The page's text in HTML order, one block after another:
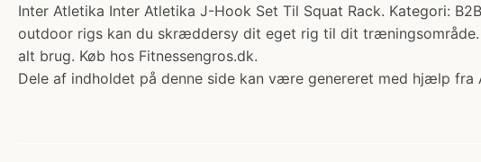
Inter Atletika Inter Atletika J-Hook Set Til Squat Rack. Kategori:
outdoor rigs kan du skræddersy dit eget rig til dit
alt brug. Køb hos Fitnessengros.dk.
Dele af indholdet på denne side kan være genereret med hjælp fra